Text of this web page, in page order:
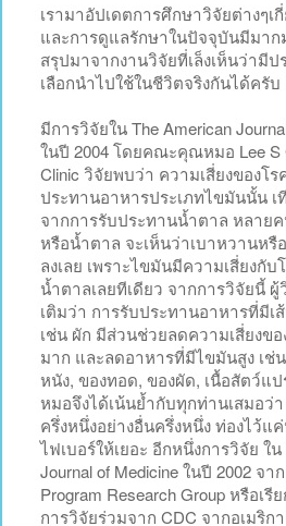
เรามาอัปเดตการศึกษาวิจัยต่างๆเ
และการดูแลรักษาในปัจจุบันมีมาก
สรุปมาจากงานวิจัยที่เล็งเห็นว่ามี
เลือกนำไปใช้ในชีวิตจริงกันได้ครับ
มีการวิจัยใน The American
ในปี 2004 โดยคณะคุณหมอ Lee S
Clinic วิจัยพบว่า ความเสี่ยงของโ
ประทานอาหารประเภทไขมันนั้น เ
จากการรับประทานน้ำตาล หลาย
หรือน้ำตาล จะเห็นว่าเบาหวานหรื
ลงเลย เพราะไขมันมีความเสี่ยงกั
น้ำตาลเลยทีเดียว จากการวิจัยนี้ ผู้
เติมว่า การรับประทานอาหารที่มีเ
เช่น ผัก มีส่วนช่วยลดความเสี่ยงข
มาก และลดอาหารที่มีไขมันสูง เช่
หนัง, ของทอด, ของผัด, เนื้อสัตว์แ
หมอจึงได้เน้นย้ำกับทุกท่านเสมอว่
ครึ่งหนึ่งอย่างอื่นครึ่งหนึ่ง ท่องไว้แ
ไฟเบอร์ให้เยอะ อีกหนึ่งการวิจัย ใน
Journal of Medicine ในปี 2002 จา
Program Research Group หรือเ
การวิจัยร่วมจาก CDC จากอเมริก